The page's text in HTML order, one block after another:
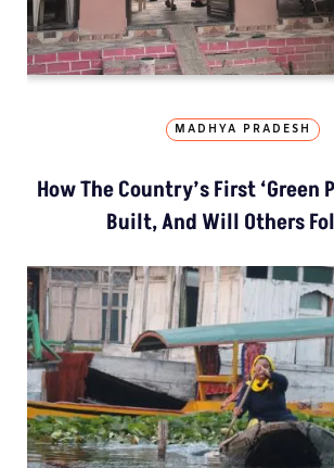
MADHYA PRADESH
How The Country’s First ‘Green
Built, And Will Others